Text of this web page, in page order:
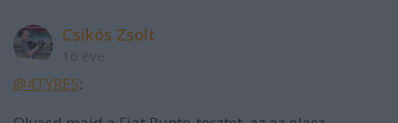
Csikós Zsolt
@4TYRES: